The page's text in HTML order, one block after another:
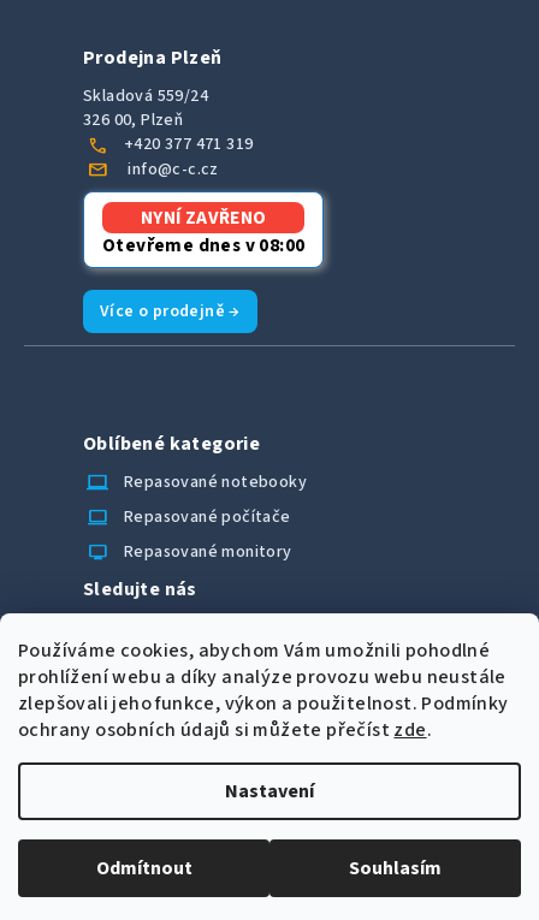
Používáme cookies, abychom Vám umožnili pohodlné
prohlížení webu a díky analýze provozu webu neustále
zlepšovali jeho funkce, výkon a použitelnost. Podmínky
ochrany osobních údajů si můžete přečíst zde.
Nastavení
Odmítnout Souhlasím
Prodejna Plzeň
Skladová 559/24
326 00, Plzeň
call +420 377 471 319
mail info@c-c.cz
NYNÍ ZAVŘENO
Otevřeme dnes v 08:00
Více o prodejně →
Oblíbené kategorie
laptop_chromebook
Repasované notebooky
computer Repasované počítače
monitor Repasované monitory
Sledujte nás
Možnosti úhrady
Upravit nastavení cookies
Vytvořil Shoptet